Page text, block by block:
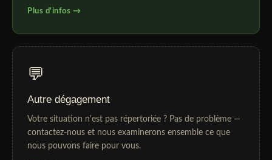
Plus d'infos →
💬
Autre dégagement
Votre situation n'est pas répertoriée ? Pas de problème —
contactez-nous et nous examinerons ensemble ce que
nous pouvons faire pour vous.